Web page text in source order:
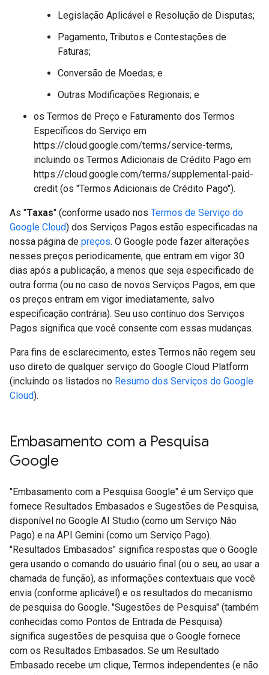
Legislação Aplicável e Resolução de Disputas;
Pagamento, Tributos e Contestações de
Faturas;
Conversão de Moedas; e
Outras Modificações Regionais; e
os Termos de Preço e Faturamento dos Termos
Específicos do Serviço em
https://cloud.google.com/terms/service-terms,
incluindo os Termos Adicionais de Crédito Pago em
https://cloud.google.com/terms/supplemental-paid-
credit (os "Termos Adicionais de Crédito Pago").
As "Taxas" (conforme usado nos Termos de Serviço do
Google Cloud) dos Serviços Pagos estão especificadas na
nossa página de preços. O Google pode fazer alterações
nesses preços periodicamente, que entram em vigor 30
dias após a publicação, a menos que seja especificado de
outra forma (ou no caso de novos Serviços Pagos, em que
os preços entram em vigor imediatamente, salvo
especificação contrária). Seu uso contínuo dos Serviços
Pagos significa que você consente com essas mudanças.
Para fins de esclarecimento, estes Termos não regem seu
uso direto de qualquer serviço do Google Cloud Platform
(incluindo os listados no Resumo dos Serviços do Google
Cloud).
Embasamento com a Pesquisa
Google​​
"Embasamento com a Pesquisa Google" é um Serviço que
fornece Resultados Embasados e Sugestões de Pesquisa,
disponível no Google AI Studio (como um Serviço Não
Pago) e na API Gemini (como um Serviço Pago).
"Resultados Embasados" significa respostas que o Google
gera usando o comando do usuário final (ou o seu, ao usar a
chamada de função), as informações contextuais que você
envia (conforme aplicável) e os resultados do mecanismo
de pesquisa do Google. "Sugestões de Pesquisa" (também
conhecidas como Pontos de Entrada de Pesquisa)
significa sugestões de pesquisa que o Google fornece
com os Resultados Embasados. Se um Resultado
Embasado recebe um clique, Termos independentes (e não